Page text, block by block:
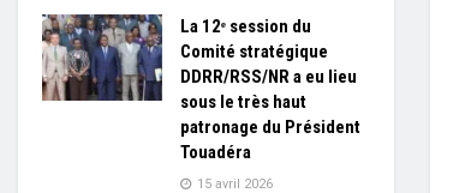
La 12ᵉ session du
Comité stratégique
DDRR/RSS/NR a eu lieu
sous le très haut
patronage du Président
Touadéra
15 avril 2026